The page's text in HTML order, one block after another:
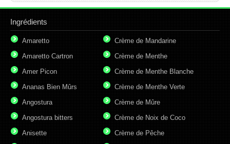
Ingrédients
Amaretto
Amaretto Cartron
Amer Picon
Ananas Bien Mûrs
Angostura
Angostura bitters
Anisette
Crème de Mandarine
Crème de Menthe
Crème de Menthe Blanche
Crème de Menthe Verte
Crème de Mûre
Crème de Noix de Coco
Crème de Pêche